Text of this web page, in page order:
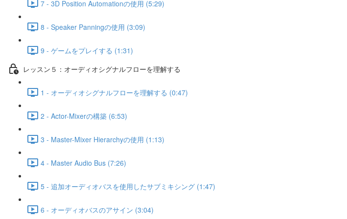
7 - 3D Position Automationの使用 (5:29)
8 - Speaker Panningの使用 (3:09)
9 - ゲームをプレイする (1:31)
レッスン５：オーディオシグナルフローを理解する
1 - オーディオシグナルフローを理解する (0:47)
2 - Actor-Mixerの構築 (6:53)
3 - Master-Mixer Hierarchyの使用 (1:13)
4 - Master Audio Bus (7:26)
5 - 追加オーディオバスを使用したサブミキシング (1:47)
6 - オーディオバスのアサイン (3:04)